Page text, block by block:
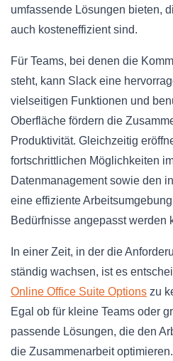
umfassende Lösungen bieten,
auch kosteneffizient sind.
Für Teams, bei denen die
steht, kann Slack eine
vielseitigen Funktionen und
Oberfläche fördern die
Produktivität. Gleichzeitig
fortschrittlichen Möglichkeiten
Datenmanagement sowie den
eine effiziente
Bedürfnisse angepasst werden
In einer Zeit, in der die
ständig wachsen, ist es
Online Office Suite Options zu
Egal ob für kleine Teams oder
passende Lösungen, die den
die Zusammenarbeit